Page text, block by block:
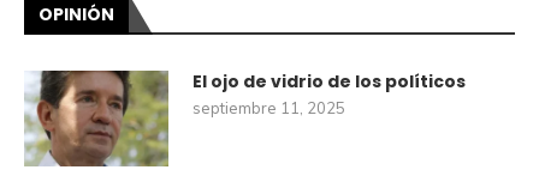
OPINIÓN
El ojo de vidrio de los políticos
septiembre 11, 2025